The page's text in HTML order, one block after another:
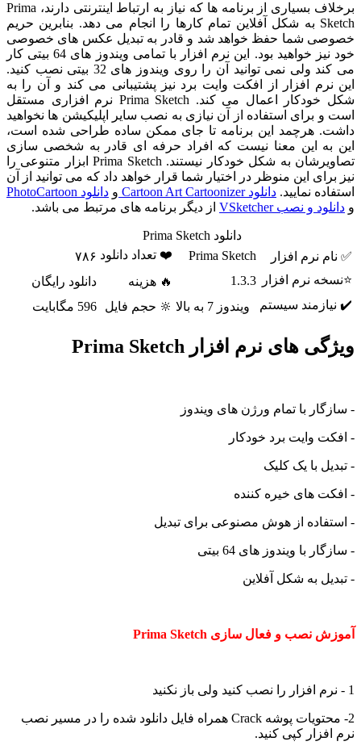
برخلاف بسیاری از برنامه ها که نیاز به ارتباط اینترنتی دارند، Prima
Sketch به شکل آفلاین تمام کارها را انجام می دهد. بنابرین حریم
خصوصی شما حفظ خواهد شد و قادر به تبدیل عکس های خصوصی
خود نیز خواهید بود. این نرم افزار با تمامی ویندوز های 64 بیتی کار
می کند ولی نمی توانید آن را روی ویندوز های 32 بیتی نصب کنید.
این نرم افزار از افکت وایت برد نیز پشتیبانی می کند و آن را به
شکل خودکار اعمال می کند. Prima Sketch نرم افزاری مستقل
است و برای استفاده از آن نیازی به نصب سایر اپلیکیشن ها نخواهید
داشت. هرچمد این برنامه تا جای ممکن ساده طراحی شده است،
این به این معنا نیست که افراد حرفه ای قادر به شخصی سازی
تصاویرشان به شکل خودکار نیستند. Prima Sketch ابزار متنوعی را
نیز برای این منوظر در اختیار شما قرار خواهد داد که می توانید از آن
استفاده نمایید. دانلود Cartoon Art Cartoonizer و دانلود PhotoCartoon
و دانلود و نصب VSketcher از دیگر برنامه های مرتبط می باشد.
دانلود Prima Sketch
✅ نام نرم افزار
Prima Sketch ❤️ تعداد دانلود ۷۸۶
⭐نسخه نرم افزار
1.3.3 🔥 هزینه
دانلود رایگان
✔️ نیازمند سیستم
ویندوز 7 به بالا 🔆 حجم فایل 596 مگابایت
ویژگی های نرم افزار Prima Sketch
- سازگار با تمام ورژن های ویندوز
- افکت وایت برد خودکار
- تبدیل با یک کلیک
- افکت های خیره کننده
- استفاده از هوش مصنوعی برای تبدیل
- سازگار با ویندوز های 64 بیتی
- تبدیل به شکل آفلاین
آموزش نصب و فعال سازی Prima Sketch
1 - نرم افزار را نصب کنید ولی باز نکنید
2- محتویات پوشه Crack همراه فایل دانلود شده را در مسیر نصب
نرم افزار کپی کنید.